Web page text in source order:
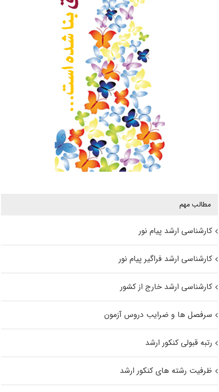
مطالب مهم
کارشناسی ارشد پیام نور
کارشناسی ارشد فراگیر پیام نور
کارشناسی ارشد خارج از کشور
سرفصل ها و ضرایب دروس آزمون
رتبه قبولی کنکور ارشد
ظرفیت رشته های کنکور ارشد